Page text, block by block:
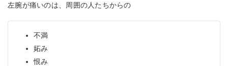
左腕が痛いのは、周囲の人たちからの
不満
妬み
恨み